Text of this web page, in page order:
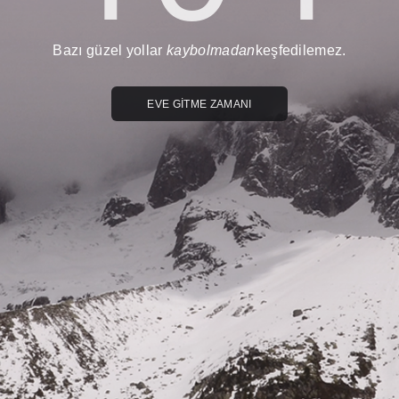
Bazı güzel yollarkaybolmadan keşfedilemez.
EVE GİTME ZAMANI